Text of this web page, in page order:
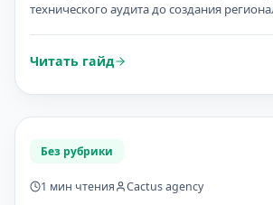
технического аудита до создания
Читать гайд
Без рубрики
1 мин чтения Cactus agency